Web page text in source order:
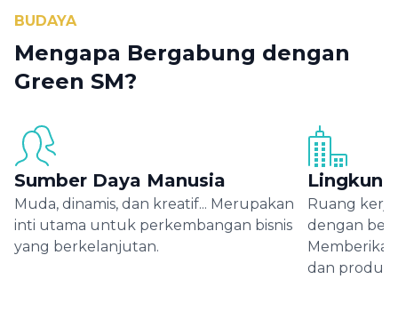
BUDAYA
Mengapa Bergabung dengan
Green SM?
Sumber Daya Manusia
Muda, dinamis, dan kreatif... Merupakan
inti utama untuk perkembangan bisnis
yang berkelanjutan.
Ruang
dengan
dan